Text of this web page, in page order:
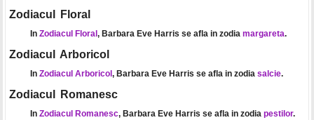
Zodiacul Floral
In Zodiacul Floral , Barbara Eve Harris se afla in zodia margareta.
Zodiacul Arboricol
In Zodiacul Arboricol , Barbara Eve Harris se afla in zodia salcie.
Zodiacul Romanesc
In Zodiacul Romanesc, Barbara Eve Harris se afla in zodia pestilor.